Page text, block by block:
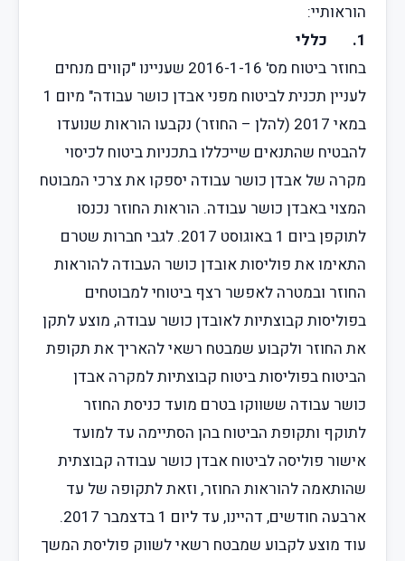
הוראותיי:
1. כללי
בחוזר ביטוח מס' 2016-1-16 שעניינו "קווים מנחים
לעניין תכנית לביטוח מפני אבדן כושר עבודה" מיום 1
במאי 2017 (להלן – החוזר) נקבעו הוראות שנועדו
להבטיח שהתנאים שייכללו בתכניות ביטוח לכיסוי
מקרה של אבדן כושר עבודה יספקו את צרכי המבוטח
המצוי באבדן כושר עבודה. הוראות החוזר נכנסו
לתוקפן ביום 1 באוגוסט 2017. לגבי חברות שטרם
התאימו את פוליסות אובדן כושר העבודה להוראות
החוזר ובמטרה לאפשר רצף ביטוחי למבוטחים
בפוליסות קבוצתיות לאובדן כושר עבודה, מוצע לתקן
את החוזר ולקבוע שמבטח רשאי להאריך את תקופת
הביטוח בפוליסות ביטוח קבוצתיות למקרה אבדן
כושר עבודה ששווקו בטרם מועד כניסת החוזר
לתוקף ותקופת הביטוח בהן הסתיימה עד למועד
אישור פוליסה לביטוח אבדן כושר עבודה קבוצתית
שהותאמה להוראות החוזר, וזאת לתקופה של עד
ארבעה חודשים, דהיינו, עד ליום 1 בדצמבר 2017.
עוד מוצע לקבוע שמבטח רשאי לשווק פוליסת המשך